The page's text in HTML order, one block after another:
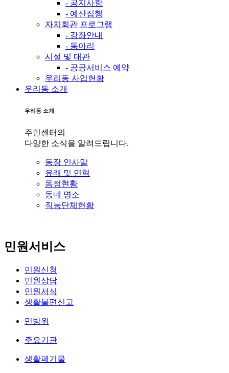
- 공지사항
- 예산집행
자치회관 프로그램
- 강좌안내
- 동아리
시설 및 대관
- 공공서비스 예약
우리동 사업현황
우리동 소개
우리동 소개
주민센터의
다양한 소식을 알려드립니다.
동장 인사말
유래 및 연혁
동정현황
동네 명소
직능단체현황
민원서비스
민원신청
민원상담
민원서식
생활불편신고
민방위
주요기관
생활폐기물